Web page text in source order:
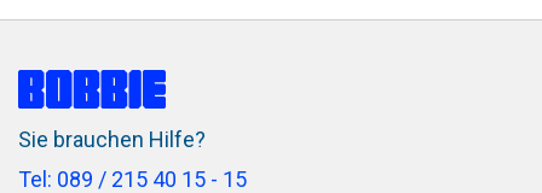
Sie brauchen Hilfe?
Tel: 089 / 215 40 15 - 15